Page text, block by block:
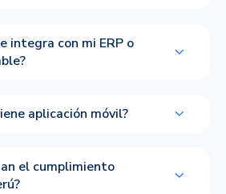
integra con mi ERP o
aplicación móvil?
el cumplimiento